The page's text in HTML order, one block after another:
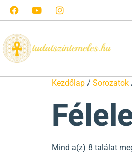
Kezdőlap / Sorozatok
Mind a(z) 8 találat